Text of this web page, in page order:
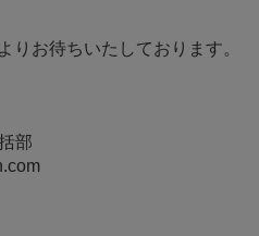
りお待ちいたしております。
部